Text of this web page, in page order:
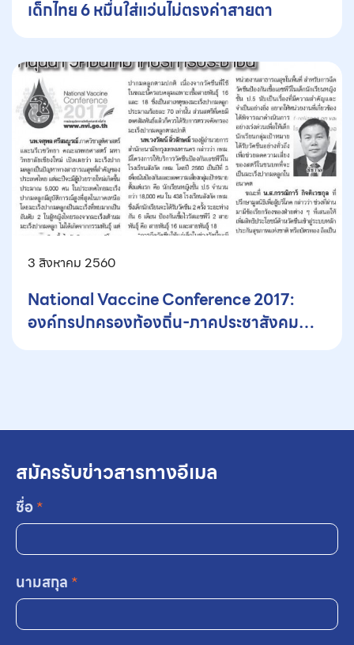
เด็กไทย 6 หมื่นใส่แว่นไม่ตรงค่าสายตา
3 สิงหาคม 2560
National Vaccine Conference 2017:
องค์กรปกครองท้องถิ่น-ภาคประชาสังคม
สมัครรับข่าวสารทางอีเมล
ชื่อ*
นามสกุล *